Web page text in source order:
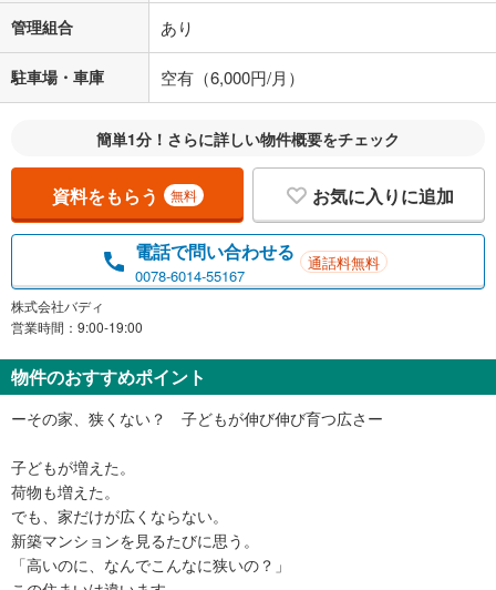
管理組合 あり
駐車場・車庫 空有（6,000円/月）
簡単1分！さらに詳しい物件概要をチェック
資料をもらう 無料 お気に入りに追加
電話で問い合わせる
0078-6014-55167
通話料無料
株式会社バディ
営業時間：9:00-19:00
物件のおすすめポイント
ーその家、狭くない？ 子どもが伸び伸び育つ広さー
子どもが増えた。
荷物も増えた。
でも、家だけが広くならない。
新築マンションを見るたびに思う。
「高いのに、なんでこんなに狭いの？」